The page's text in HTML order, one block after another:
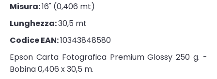
Misura:16" (0,406 mt)
Lunghezza:30,5 mt
Codice EAN:10343848580
Epson Carta Fotografica Premium Glossy 250 g. -
Bobina 0,406 x 30,5 m.